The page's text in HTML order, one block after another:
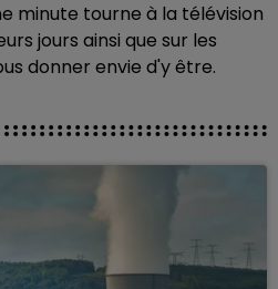
minute tourne à la télévision
jours ainsi que sur les
donner envie d'y être.